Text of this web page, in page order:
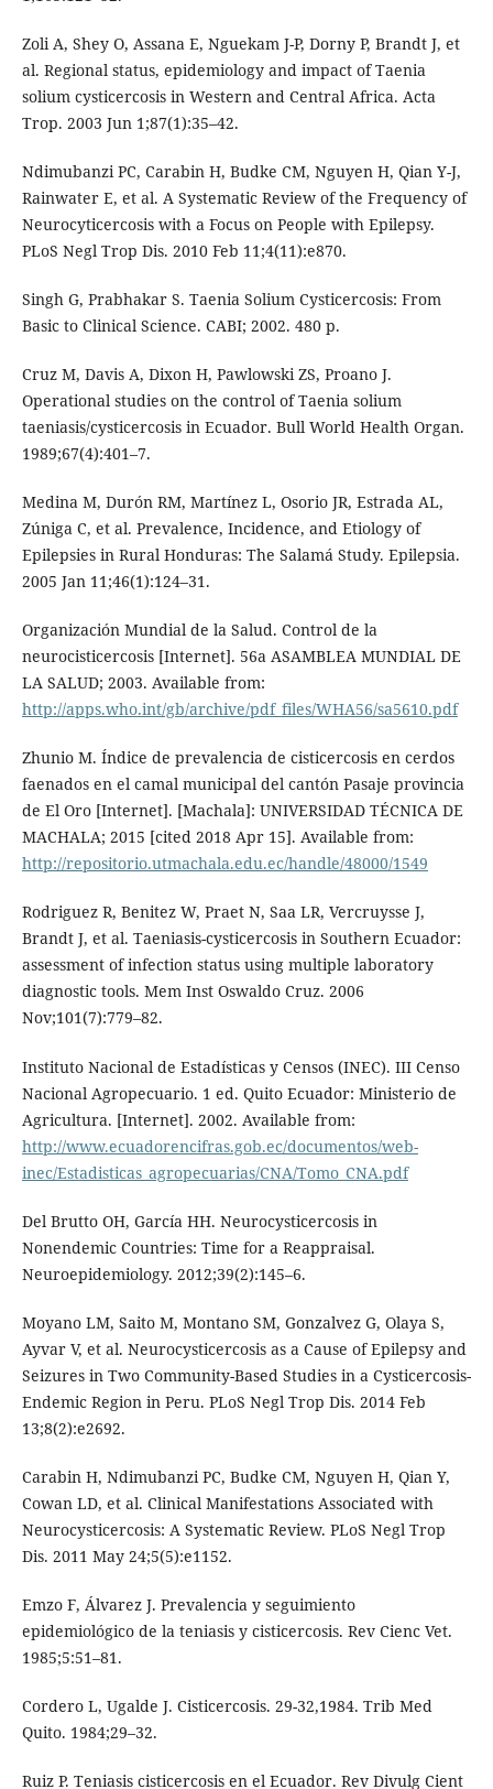
Zoli A, Shey O, Assana E, Nguekam J-P, Dorny P, Brandt J, et
al. Regional status, epidemiology and impact of Taenia
solium cysticercosis in Western and Central Africa. Acta
Trop. 2003 Jun 1;87(1):35–42.
Ndimubanzi PC, Carabin H, Budke CM, Nguyen H, Qian Y-J,
Rainwater E, et al. A Systematic Review of the Frequency of
Neurocyticercosis with a Focus on People with Epilepsy.
PLoS Negl Trop Dis. 2010 Feb 11;4(11):e870.
Singh G, Prabhakar S. Taenia Solium Cysticercosis: From
Basic to Clinical Science. CABI; 2002. 480 p.
Cruz M, Davis A, Dixon H, Pawlowski ZS, Proano J.
Operational studies on the control of Taenia solium
taeniasis/cysticercosis in Ecuador. Bull World Health Organ.
1989;67(4):401–7.
Medina M, Durón RM, Martínez L, Osorio JR, Estrada AL,
Zúniga C, et al. Prevalence, Incidence, and Etiology of
Epilepsies in Rural Honduras: The Salamá Study. Epilepsia.
2005 Jan 11;46(1):124–31.
Organización Mundial de la Salud. Control de la
neurocisticercosis [Internet]. 56a ASAMBLEA MUNDIAL DE
LA SALUD; 2003. Available from:
http://apps.who.int/gb/archive/pdf_files/WHA56/sa5610.pdf
Zhunio M. Índice de prevalencia de cisticercosis en cerdos
faenados en el camal municipal del cantón Pasaje provincia
de El Oro [Internet]. [Machala]: UNIVERSIDAD TÉCNICA DE
MACHALA; 2015 [cited 2018 Apr 15]. Available from:
http://repositorio.utmachala.edu.ec/handle/48000/1549
Rodriguez R, Benitez W, Praet N, Saa LR, Vercruysse J,
Brandt J, et al. Taeniasis-cysticercosis in Southern Ecuador:
assessment of infection status using multiple laboratory
diagnostic tools. Mem Inst Oswaldo Cruz. 2006
Nov;101(7):779–82.
Instituto Nacional de Estadísticas y Censos (INEC). III Censo
Nacional Agropecuario. 1 ed. Quito Ecuador: Ministerio de
Agricultura. [Internet]. 2002. Available from:
http://www.ecuadorencifras.gob.ec/documentos/web-
inec/Estadisticas_agropecuarias/CNA/Tomo_CNA.pdf
Del Brutto OH, García HH. Neurocysticercosis in
Nonendemic Countries: Time for a Reappraisal.
Neuroepidemiology. 2012;39(2):145–6.
Moyano LM, Saito M, Montano SM, Gonzalvez G, Olaya S,
Ayvar V, et al. Neurocysticercosis as a Cause of Epilepsy and
Seizures in Two Community-Based Studies in a Cysticercosis-
Endemic Region in Peru. PLoS Negl Trop Dis. 2014 Feb
13;8(2):e2692.
Carabin H, Ndimubanzi PC, Budke CM, Nguyen H, Qian Y,
Cowan LD, et al. Clinical Manifestations Associated with
Neurocysticercosis: A Systematic Review. PLoS Negl Trop
Dis. 2011 May 24;5(5):e1152.
Emzo F, Álvarez J. Prevalencia y seguimiento
epidemiológico de la teniasis y cisticercosis. Rev Cienc Vet.
1985;5:51–81.
Cordero L, Ugalde J. Cisticercosis. 29-32,1984. Trib Med
Quito. 1984;29–32.
Ruiz P. Teniasis cisticercosis en el Ecuador. Rev Divulg Cient